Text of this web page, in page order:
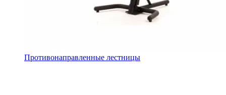
Противонаправленные лестницы